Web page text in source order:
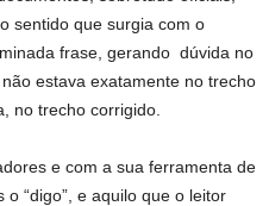
sentido que surgia com o
frase, gerando dúvida no
estava exatamente no trecho
no trecho corrigido.
e com a sua ferramenta de
“digo”, e aquilo que o leitor